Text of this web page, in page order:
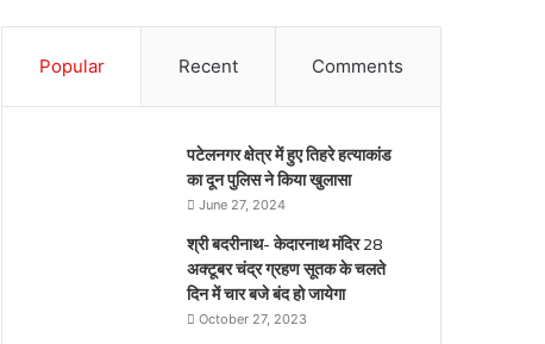
Popular Recent Comments
पटेलनगर क्षेत्र में हुए तिहरे हत्याकांड
का दून पुलिस ने किया खुलासा
June 27, 2024
श्री बदरीनाथ- केदारनाथ मंदिर 28
अक्टूबर चंद्र ग्रहण सूतक के चलते
दिन में चार बजे बंद हो जायेगा
October 27, 2023